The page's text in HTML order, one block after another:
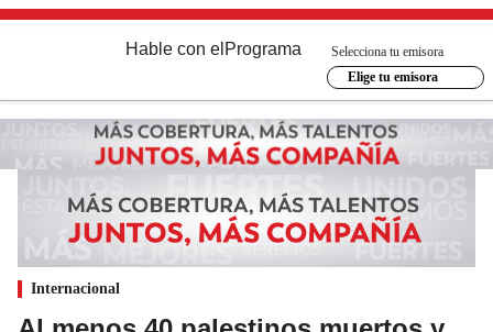
Hable con el Programa
Selecciona tu emisora
Elige tu emisora
Internacional